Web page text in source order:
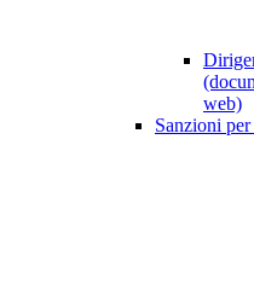
web)
Sanzioni